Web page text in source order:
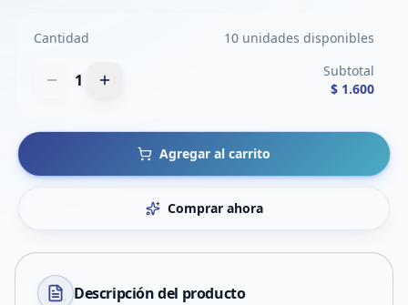
Cantidad 10 unidades disponibles
1
Subtotal
$ 1.600
Agregar al carrito
Comprar ahora
Descripción del producto